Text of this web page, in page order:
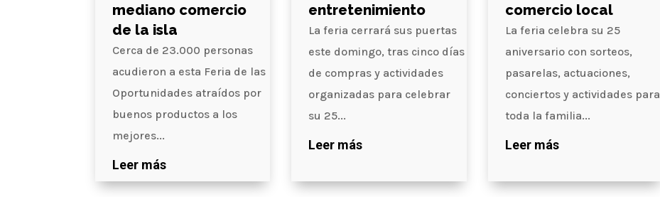
mediano comercio
de la isla
Cerca de 23.000 personas
acudieron a esta Feria de las
Oportunidades atraídos por
buenos productos a los
mejores...
Leer más
entretenimiento
La feria cerrará sus puertas
este domingo, tras cinco días
de compras y actividades
organizadas para celebrar
su 25...
Leer más
comercio local
La feria celebra su 25
aniversario con sorteos,
pasarelas, actuaciones,
conciertos y actividades para
toda la familia...
Leer más